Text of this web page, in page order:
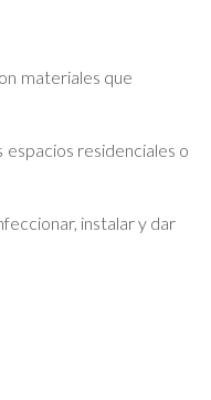
materiales que
residenciales o
instalar y dar